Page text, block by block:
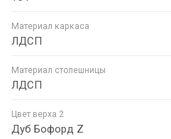
Материал каркаса
ЛДСП
Материал столешницы
ЛДСП
Цвет верха 2
Дуб Бофорд Z